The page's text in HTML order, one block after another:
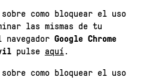
como bloquear el uso
las mismas de tu
Google Chrome
pulse aquí.
como bloquear el uso